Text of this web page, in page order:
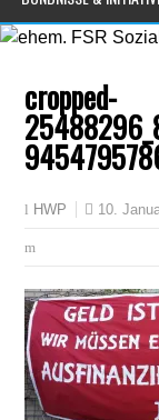
cropped-
HWP 10.